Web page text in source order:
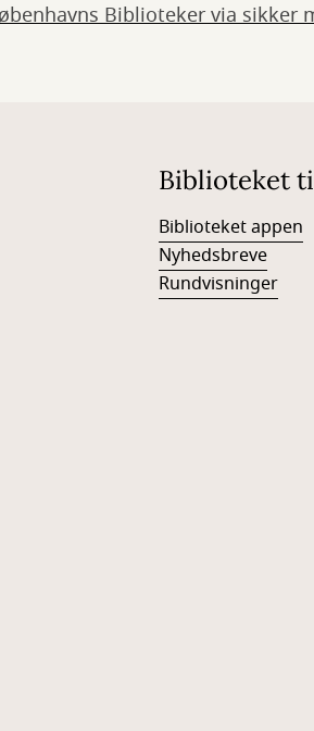
Biblioteker via sikker
Biblioteket
Biblioteket appen
Nyhedsbreve
Rundvisninger